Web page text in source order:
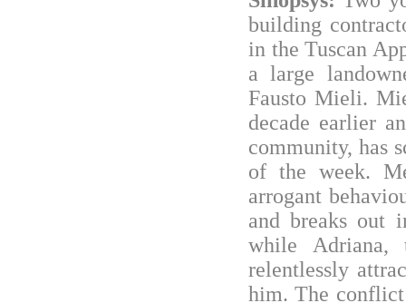
building
in the Tuscan
a large
Fausto Mieli.
decade earlier
community, has
of the week.
arrogant
and breaks out
while
relentlessly
him. The